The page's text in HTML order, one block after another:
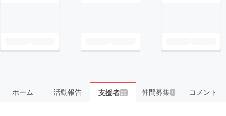
ホーム 活動報告 支援者 20 仲間募集 1 コメント